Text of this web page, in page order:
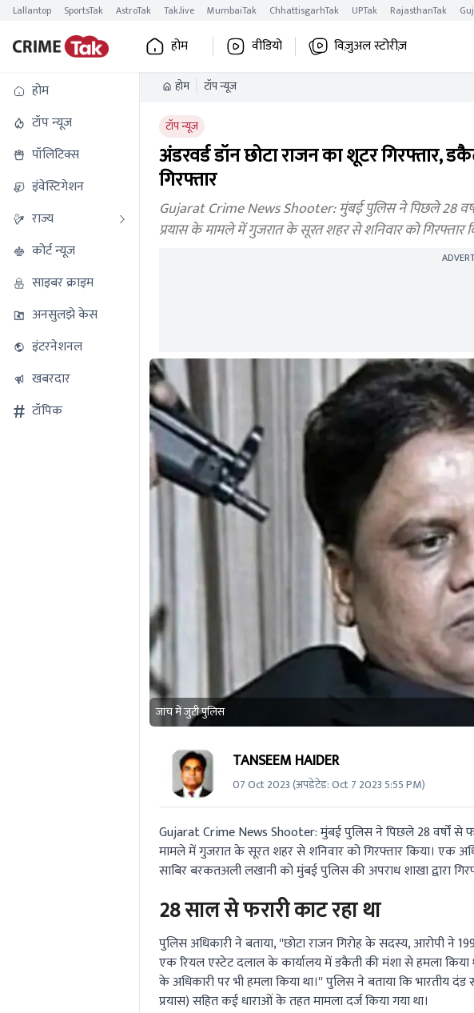
Lallantop SportsTak AstroTak Tak.live MumbaiTak ChhattisgarhTak UPTak RajasthanTak
होम वीडियो विज़ुअल स्टोरीज़
होम
टॉप न्यूज
पॉलिटिक्स
इंवेस्टिगेशन
राज्य
कोर्ट न्यूज
साइबर क्राइम
अनसुलझे केस
इंटरनेशनल
खबरदार
टॉपिक
होम टॉप न्यूज
टॉप न्यूज
अंडरवर्ड डॉन छोटा राजन का शूटर गिरफ्तार,
गिरफ्तार
Gujarat Crime News Shooter: मुंबई पुलिस ने पिछले 28
प्रयास के मामले में गुजरात के सूरत शहर से शनिवार को गिरफ्तार
जांच में जुटी पुलिस
TANSEEM HAIDER
07 Oct 2023(अपडेटेड:Oct 7 2023 5:55 PM)
Gujarat Crime News Shooter: मुंबई पुलिस ने पिछले 28 वर्षों से
मामले में गुजरात के सूरत शहर से शनिवार को गिरफ्तार किया। एक
साबिर बरकतअली लखानी को मुंबई पुलिस की अपराध शाखा द्वारा
28 साल से फरारी काट रहा था
पुलिस अधिकारी ने बताया, ''छोटा राजन गिरोह के सदस्य, आरोपी
एक रियल एस्टेट दलाल के कार्यालय में डकैती की मंशा से हमला किया
के अधिकारी पर भी हमला किया था।'' पुलिस ने बताया कि भारतीय
प्रयास) सहित कई धाराओं के तहत मामला दर्ज किया गया था।